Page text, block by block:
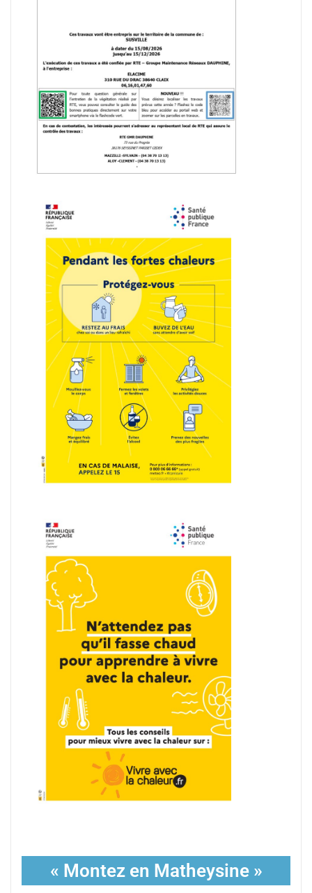
« Montez en Matheysine »